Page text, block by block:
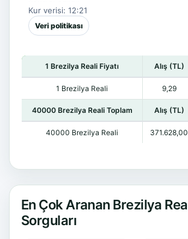
Kur verisi: 12:21
Veri politikası
1 Brezilya Reali Fiyatı Alış (TL)
1 Brezilya Reali 9,29
40000 Brezilya Reali Toplam Alış (TL)
40000 Brezilya Reali 371.628,00
En Çok Aranan Brezilya
Sorguları